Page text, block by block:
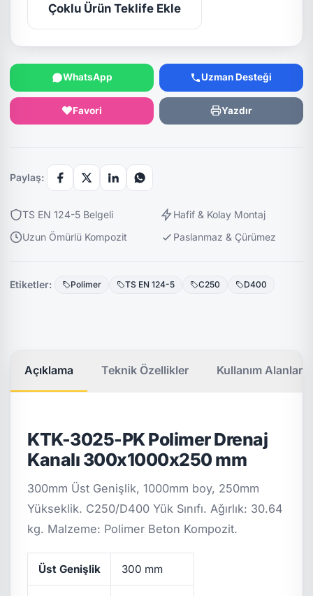
Çoklu Ürün Teklife Ekle
WhatsApp Uzman Desteği
Favori Yazdır
Paylaş:
TS EN 124-5 Belgeli
Hafif & Kolay Montaj
Uzun Ömürlü Kompozit
Paslanmaz & Çürümez
Etiketler: Polimer TS EN 124-5 C250 D400
Açıklama Teknik Özellikler Kullanım Alanları
KTK-3025-PK Polimer Drenaj
Kanalı 300x1000x250 mm
300mm Üst Genişlik, 1000mm boy, 250mm
Yükseklik. C250/D400 Yük Sınıfı. Ağırlık: 30.64
kg. Malzeme: Polimer Beton Kompozit.
Üst Genişlik 300 mm